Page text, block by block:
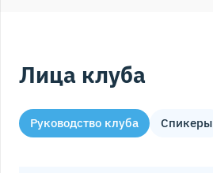
Лица клуба
Руководство клуба Спикеры